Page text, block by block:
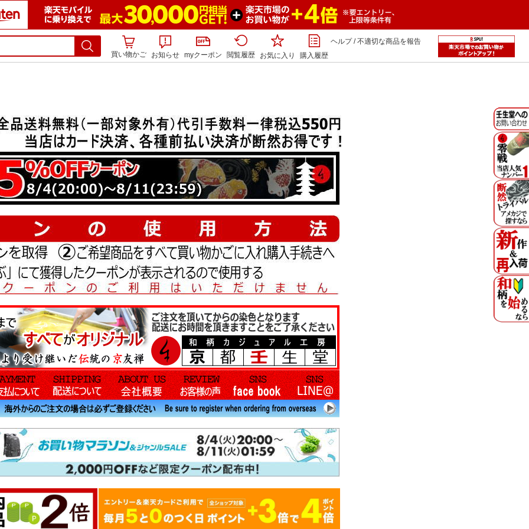
買い物かご お知らせ myクーポン 閲覧履歴 お気に入り 購入履歴
ヘルプ/不適切な商品を報告